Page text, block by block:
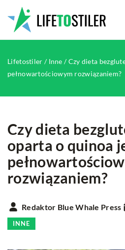
Lifetostiler / Inne /Czy dieta
pełnowartościowym rozwiązaniem?
Czy dieta
oparta o quinoa
rozwiązaniem?
Redaktor Blue Whale Press
INNE